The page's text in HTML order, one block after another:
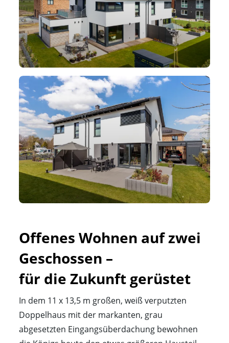
Offenes Wohnen auf zwei
Geschossen –
für die Zukunft gerüstet
In dem 11 x 13,5 m großen, weiß verputzten
Doppelhaus mit der markanten, grau
abgesetzten Eingangsüberdachung bewohnen